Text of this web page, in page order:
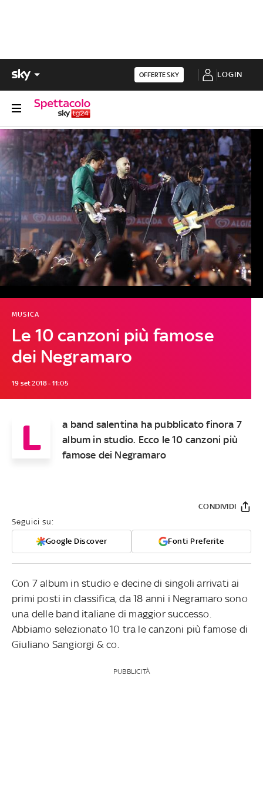
OFFERTE SKY LOGIN
Le 10 canzoni più famose
dei Negramaro
MUSICA
19 set 2018 - 11:05
L
a band salentina ha pubblicato finora 7
album in studio. Ecco le 10 canzoni più
famose dei Negramaro
Seguici su:
Google Discover Fonti Preferite
CONDIVIDI
Con 7 album in studio e decine di singoli arrivati ai
primi posti in classifica, da 18 anni i Negramaro sono
una delle band italiane di maggior successo.
Abbiamo selezionato 10 tra le canzoni più famose di
Giuliano Sangiorgi & co.
PUBBLICITÀ